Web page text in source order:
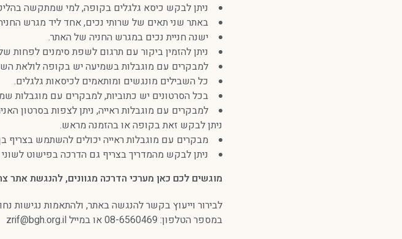
ניתן לבקש כיסא גלגלים בקופה, למי שמתקשה
באתר שני תאים של שרותי נכים, אחד ליד מגרש
ישנה חניית נכים במגרש החניה של האתר.
ניתן להזמין ביקור עם תרגום לשפת סימנים לפחות
למבקרים עם מוגבלות בשמיעה יש בקופה לולאת
כל השבילים מונגשים ומותאמים לכיסאות גלגלים.
בכל הסרטונים יש כתוביות, למבקרים עם מוגבלות
למבקרים עם מוגבלות ראייה, ניתן לצפות בסרטון
ניתן לבקש זאת בקופה או בהזמנה מראש.
מבקרים עם מוגבלות ראייה יכולים להשתמש בצריף
ניתן לבקש מהמדריך בצריף גם הדרכה בפישוט
מוגשים לכם כאן מערכי הדרכה מגוונים, להנגשת אתר
לבירור וייעוץ בקשר להנגשה באתר, ולהתאמות נגישות
במספר הטלפון: 08-6560469 או במייל zrif@bgh.org.il